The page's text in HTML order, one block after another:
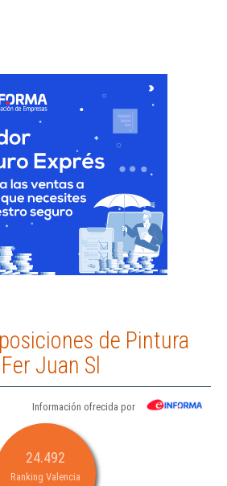
de Pintura
Juan Sl
Información ofrecida por
24.492
Ranking Valencia